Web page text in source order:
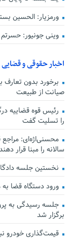
ورمزیار: الحسین
وینی جونیور: حسرتم
اخبار حقوقی و قضایی
برخورد بدون
صیانت از طبیعت
رئیس قوه قضاییه
را تسلیت گفت
محسنی‌اژه‌ای:
سالانه را مبنا قرار
نخستین جلسه
ورود دستگاه قضا
جلسه رسیدگی به
برگزار شد
قیمت‌گذاری خودرو